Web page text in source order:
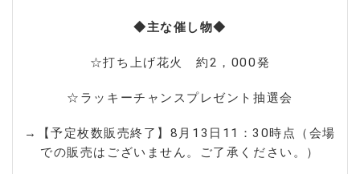
◆主な催し物◆
☆打ち上げ花火 約2，000発
☆ラッキーチャンスプレゼント抽選会
→【予定枚数販売終了】8月13日11：30時点（会場
での販売はございません。ご了承ください。）